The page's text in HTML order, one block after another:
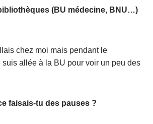
(BU médecine, BNU…)
chez moi mais pendant le
suis allée à la BU pour voir un peu des
faisais-tu des pauses ?